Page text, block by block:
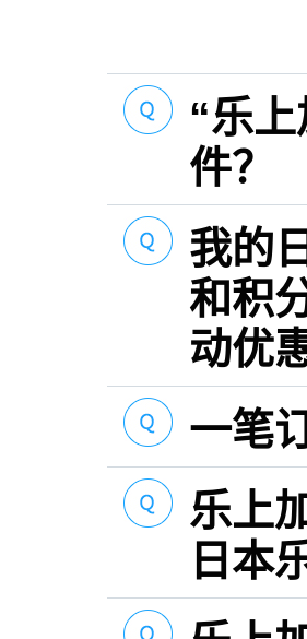
“乐
件？
我的
和积
动优
一笔
乐上
日本